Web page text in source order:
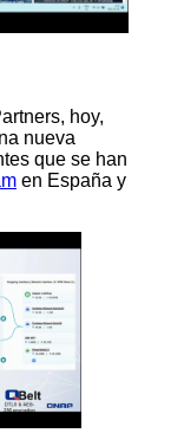
hoy,
nueva
que se han
en España y